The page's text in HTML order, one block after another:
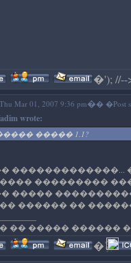
�'); //--
Mar 01, 2007 9:36 pm�� �Post
wrote:
����� 1.1?
�������������...
���������
�����
������ ��
�� ����� ������
�'); //--